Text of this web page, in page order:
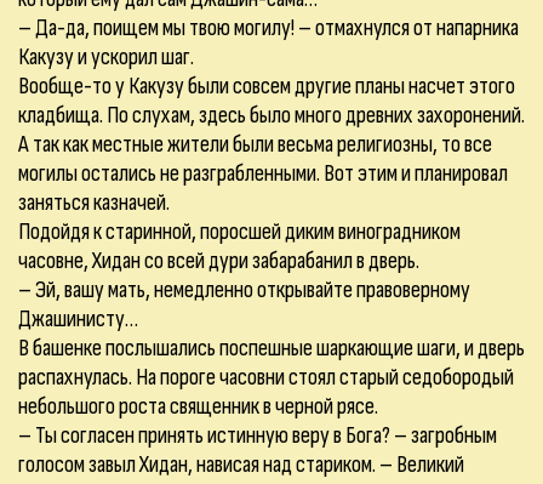
– Да-да, поищем мы твою могилу! – отмахнулся от напарника
Какузу и ускорил шаг.
Вообще-то у Какузу были совсем другие планы насчет этого
кладбища. По слухам, здесь было много древних захоронений.
А так как местные жители были весьма религиозны, то все
могилы остались не разграбленными. Вот этим и планировал
заняться казначей.
Подойдя к старинной, поросшей диким виноградником
часовне, Хидан со всей дури забарабанил в дверь.
– Эй, вашу мать, немедленно открывайте правоверному
Джашинисту…
В башенке послышались поспешные шаркающие шаги, и дверь
распахнулась. На пороге часовни стоял старый седобородый
небольшого роста священник в черной рясе.
– Ты согласен принять истинную веру в Бога? – загробным
голосом завыл Хидан, нависая над стариком. – Великий